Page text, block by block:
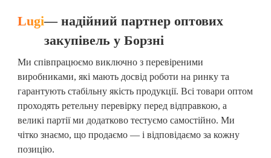
Lugi— надійний партнер оптових
закупівель у Борзні
Ми співпрацюємо виключно з перевіреними
виробниками, які мають досвід роботи на ринку та
гарантують стабільну якість продукції. Всі товари оптом
проходять ретельну перевірку перед відправкою, а
великі партії ми додатково тестуємо самостійно. Ми
чітко знаємо, що продаємо — і відповідаємо за кожну
позицію.